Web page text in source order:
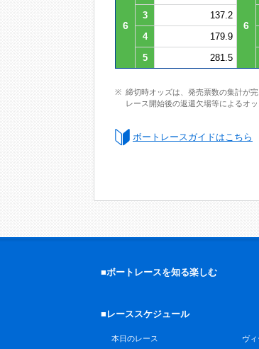
6 6
3
137.2
4
179.9
5
281.5
締切時オッズは、発売票数の集計が
レース開始後の返還欠場等によるオ
ボートレースガイドはこちら
■ボートレースを知る楽しむ
■レーススケジュール
本日のレース ヴ